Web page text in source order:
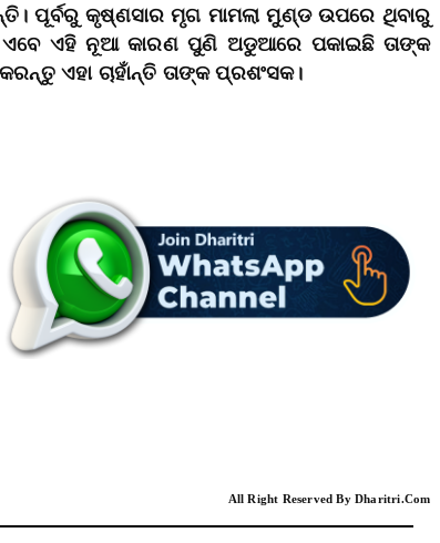
ପୂର୍ବରୁ କୃଷ୍ଣସାର ମୃଗ ମାମଲା ମୁଣ୍ଡ ଉପରେ ଥିବାରୁ
ଏବେ ଏହି ନୂଆ କାରଣ ପୁଣି ଅଡୁଆରେ ପକାଇଛି ତାଙ୍କ
ଏହା ଚାହାଁନ୍ତି ତାଙ୍କ ପ୍ରଶଂସକ।
All Right Reserved By Dharitri.Com